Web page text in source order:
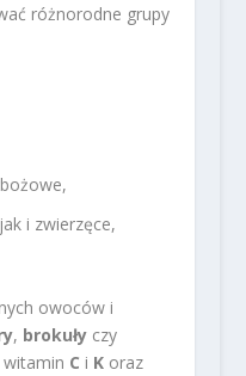
różnorodne grupy
i zwierzęce,
owoców i
, brokułyczy
C i Koraz